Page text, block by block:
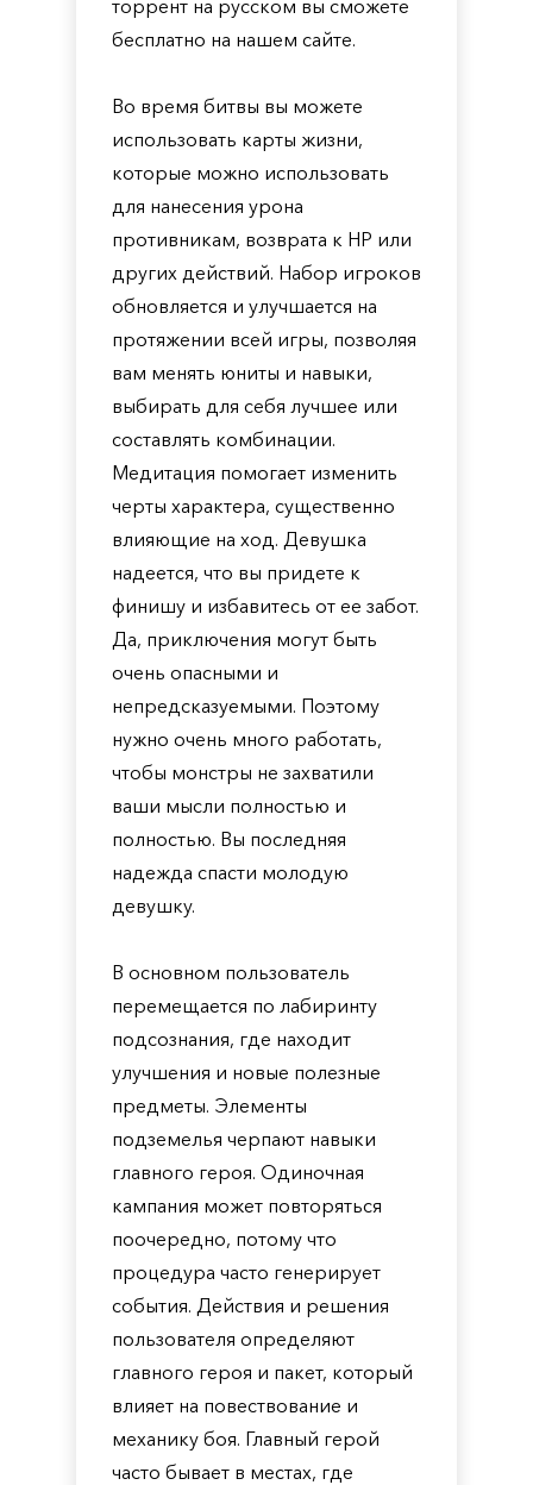
торрент на русском вы сможете
бесплатно на нашем сайте.
Во время битвы вы можете
использовать карты жизни,
которые можно использовать
для нанесения урона
противникам, возврата к HP или
других действий. Набор игроков
обновляется и улучшается на
протяжении всей игры, позволяя
вам менять юниты и навыки,
выбирать для себя лучшее или
составлять комбинации.
Медитация помогает изменить
черты характера, существенно
влияющие на ход. Девушка
надеется, что вы придете к
финишу и избавитесь от ее забот.
Да, приключения могут быть
очень опасными и
непредсказуемыми. Поэтому
нужно очень много работать,
чтобы монстры не захватили
ваши мысли полностью и
полностью. Вы последняя
надежда спасти молодую
девушку.
В основном пользователь
перемещается по лабиринту
подсознания, где находит
улучшения и новые полезные
предметы. Элементы
подземелья черпают навыки
главного героя. Одиночная
кампания может повторяться
поочередно, потому что
процедура часто генерирует
события. Действия и решения
пользователя определяют
главного героя и пакет, который
влияет на повествование и
механику боя. Главный герой
часто бывает в местах, где